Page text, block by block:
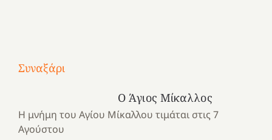
Συναξάρι
Ο Άγιος Μίκαλλος
Η μνήμη του Αγίου Μίκαλλου τιμάται στις 7
Αγούστου
Μια
ένα
καλοκαίρι
και
Νοσοκομείο
“Ερυθρός
Κατασκηνωτικές
το
Ελληνικό